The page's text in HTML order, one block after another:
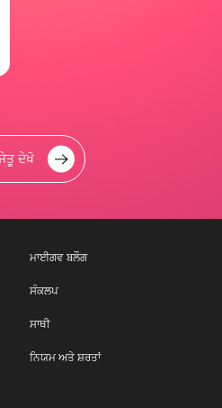
ਦੇਖੋ
ਮਾਈਗਵ ਬਲੌਗ
ਸੰਕਲਪ
ਸਾਥੀ
ਨਿਯਮ ਅਤੇ ਸ਼ਰਤਾਂ